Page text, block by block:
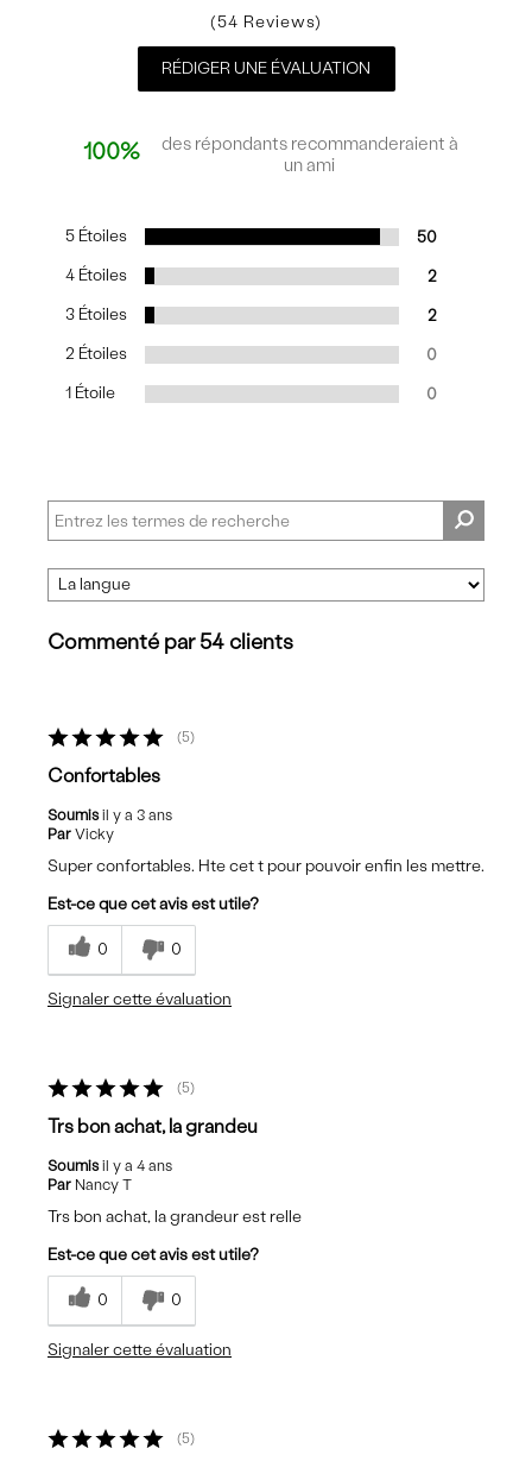
54
RÉDIGER UNE ÉVALUATION
100%
des répondants recommanderaient à
un ami
5 Étoiles 50
4 Étoiles 2
3 Étoiles 2
2 Étoiles 0
1 Étoile 0
Commenté par 54 clients
5
Confortables
Soumisil y a 3 ans
Par Vicky
Super confortables. Hte cet t pour pouvoir enfin les mettre.
Est-ce que cet avis est utile?
0 0
Signaler cette évaluation
5
Trs bon achat, la grandeu
Soumisil y a 4 ans
Par Nancy T
Trs bon achat, la grandeur est relle
Est-ce que cet avis est utile?
0 0
Signaler cette évaluation
5